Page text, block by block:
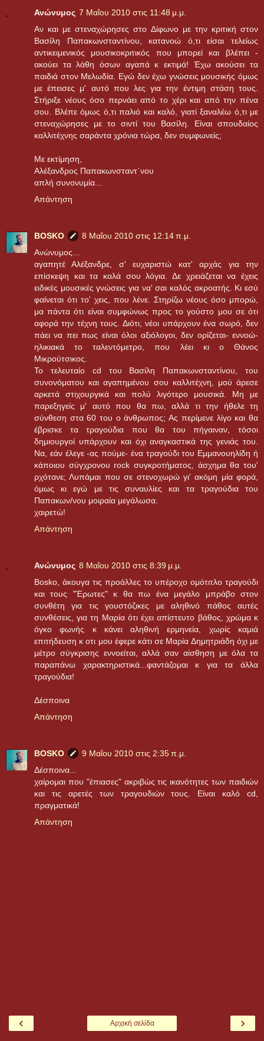
Ανώνυμος 7 Μαΐου 2010 στις 11:48 μ.μ.
Αν και με στεναχώρησες στο Δίφωνο με την κριτική στον
Βασίλη Παπακωνσταντίνου, κατανοώ ό,τι είσαι τελείως
αντικειμενικός μουσικοκριτικός που μπορεί και βλέπει -
ακούει τα λάθη όσων αγαπά κ εκτιμά! Έχω ακούσει τα
παιδιά στον Μελωδία. Εγώ δεν έχω γνώσεις μουσικής όμως
με έπεισες μ' αυτό που λες για την έντιμη στάση τους.
Στήριξε νέους όσο περνάει από το χέρι και από την πένα
σου. Βλέπε όμως ό,τι παλιό και καλό, γιατί ξαναλέω ό,τι με
στεναχώρησες με το σιντί του Βασίλη. Είναι σπουδαίος
καλλιτέχνης σαράντα χρόνια τώρα, δεν συμφωνείς;
Με εκτίμηση,
Αλέξανδρος Παπακωνσταντ΄νου
απλή συνονυμία...
Απάντηση
BOSKO
8 Μαΐου 2010 στις 12:14 π.μ.
Ανώνυμος...
αγαπητέ Αλέξανδρε, σ' ευχαριστώ κατ' αρχάς για την
επίσκεψη και τα καλά σου λόγια. Δε χρειάζεται να έχεις
ειδικές μουσικές γνώσεις για να' σαι καλός ακροατής. Κι εσύ
φαίνεται ότι το' χεις, που λένε. Στηρίζω νέους όσο μπορώ,
μα πάντα ότι είναι συμφώνως προς το γούστο μου σε ότι
αφορά την τέχνη τους. Διότι, νέοι υπάρχουν ένα σωρό, δεν
πάει να πει πως είναι όλοι αξιόλογοι, δεν ορίζεται- εννοώ-
ηλικιακά το ταλεντόμετρο, που λέει κι ο Θάνος
Μικρούτσικος.
Το τελευταίο cd του Βασίλη Παπακωνσταντίνου, του
συνονόματου και αγαπημένου σου καλλιτέχνη, μού άρεσε
αρκετά στιχουργικά και πολύ λιγότερο μουσικά. Μη με
παρεξηγείς μ' αυτό που θα πω, αλλά τι την ήθελε τη
σύνθεση στα 60 του ο άνθρωπος; Ας περίμενε λίγο και θα
έβρισκε τα τραγούδια που θα του πήγαιναν, τόσοι
δημιουργοί υπάρχουν και όχι αναγκαστικά της γενιάς του.
Να, εάν έλεγε -ας πούμε- ένα τραγούδι του Εμμανουηλίδη ή
κάποιου σύγχρονου rock συγκροτήματος, άσχημα θα του'
ρχότανε; Λυπάμαι που σε στενοχωρώ γι' ακόμη μία φορά,
όμως κι εγώ με τις συναυλίες και τα τραγούδια του
Παπακων/νου μοιραία μεγάλωσα.
χαιρετώ!
Απάντηση
Ανώνυμος 8 Μαΐου 2010 στις 8:39 μ.μ.
Bosko, άκουγα τις προάλλες το υπέροχο ομότιτλο τραγούδι
και τους "Έρωτες" κ θα πω ένα μεγάλο μπράβο στον
συνθέτη για τις γουστόζικες με αληθινό πάθος αυτές
συνθέσεις, για τη Μαρία ότι έχει απίστευτο βάθος, χρώμα κ
όγκο φωνής κ κάνει αληθινή ερμηνεία, χωρίς καμιά
επιτήδευση κ οτι μου έφερε κάτι σε Μαρία Δημητριάδη όχι με
μέτρο σύγκρισης εννοείται, αλλά σαν αίσθηση με όλα τα
παραπάνω χαρακτηριστικά...φαντάζομαι κ για τα άλλα
τραγούδια!
Δέσποινα
Απάντηση
BOSKO
9 Μαΐου 2010 στις 2:35 π.μ.
Δέσποινα...
χαίρομαι που "έπιασες" ακριβώς τις ικανότητες των παιδιών
και τις αρετές των τραγουδιών τους. Είναι καλό cd,
πραγματικά!
Απάντηση
‹ ›
Αρχική σελίδα